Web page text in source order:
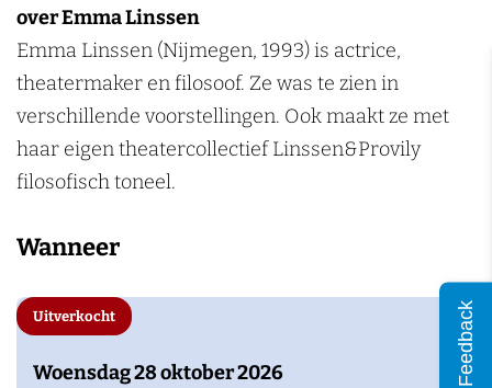
e
r
j
k
e
r
over Emma Linssen
Emma Linssen (Nijmegen, 1993) is actrice,
theatermaker en filosoof. Ze was te zien in
verschillende voorstellingen. Ook maakt ze met
haar eigen theatercollectief Linssen&Provily
filosofisch toneel.
Wanneer
Uitverkocht
Woensdag 28 oktober 2026 Feedback